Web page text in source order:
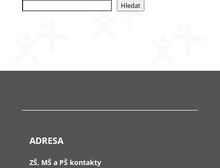
Hledat
ADRESA
ZŠ, MŠ a PŠ kontakty